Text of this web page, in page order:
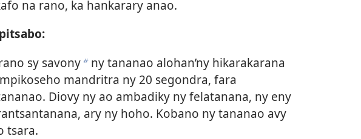
na rano, ka hankarary anao.
sy savonybny tananao alohan’ny hikarakarana
mandritra ny 20 segondra, fara
Diovy ny ao ambadiky ny felatanana, ny eny
ary ny hoho. Kobano ny tananao avy
tsara.